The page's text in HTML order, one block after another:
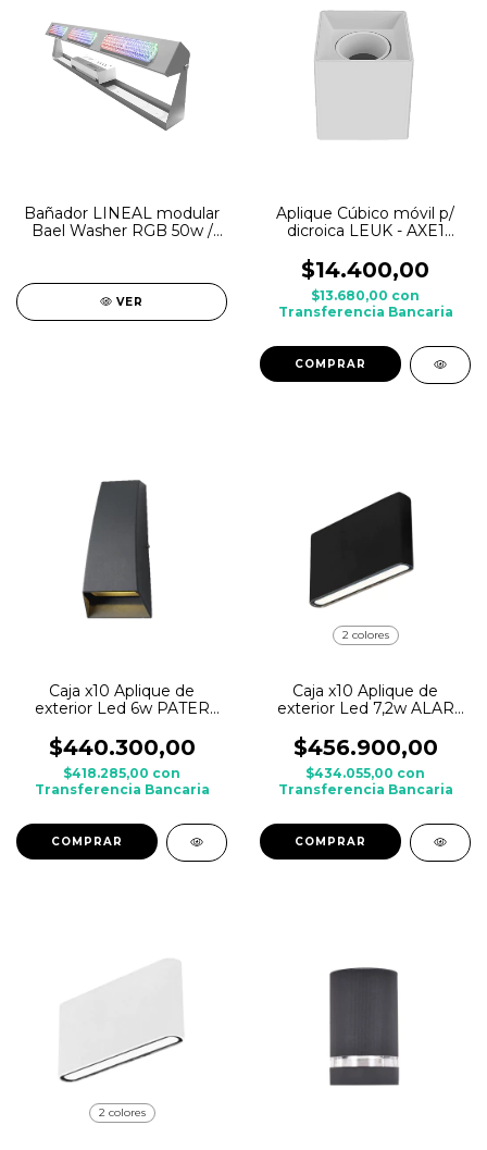
Bañador LINEAL modular
Bael Washer RGB 50w /
VER
Aplique Cúbico móvil p/
dicroica LEUK - AXE1
$14.400,00
$13.680,00 con
Transferencia Bancaria
Caja x10 Aplique de
exterior Led 6w PATER
Aluminio
$440.300,00
$418.285,00 con
Transferencia Bancaria
2 colores
Caja x10 Aplique de
exterior Led 7,2w ALAR
Aluminio
$456.900,00
$434.055,00 con
Transferencia Bancaria
COMPRAR
2 colores